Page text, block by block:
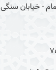
- خیابان سنگی